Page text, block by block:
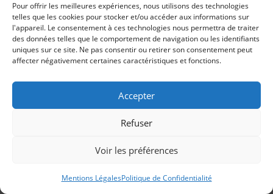
Pour offrir les meilleures expériences, nous utilisons des technologies
telles que les cookies pour stocker et/ou accéder aux informations sur
l'appareil. Le consentement à ces technologies nous permettra de traiter
des données telles que le comportement de navigation ou les identifiants
uniques sur ce site. Ne pas consentir ou retirer son consentement peut
affecter négativement certaines caractéristiques et fonctions.
Accepter
Refuser
Voir les préférences
Mentions LégalesPolitique de Confidentialité
© Cyril Maisonnave 2023